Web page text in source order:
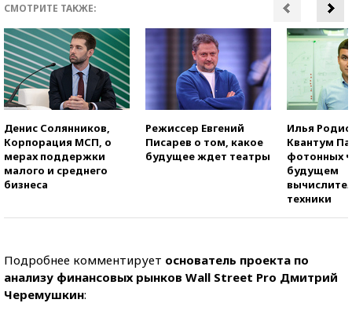
СМОТРИТЕ ТАКЖЕ:
Денис Солянников,
Корпорация МСП, о
мерах поддержки
малого и среднего
бизнеса
Режиссер Евгений
Писарев о том, какое
будущее ждет театры
Илья
Квантум
фотонных
будущем
техники
Подробнее комментирует основатель проекта по
анализу финансовых рынков Wall Street Pro Дмитрий
Черемушкин: